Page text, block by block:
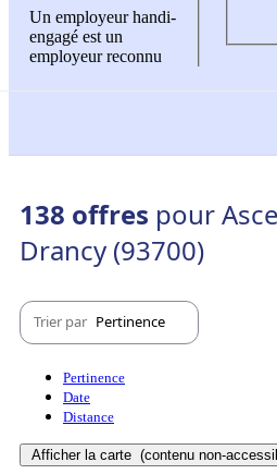
Un employeur handi-
engagé est un
employeur reconnu
138 offres pour
Drancy (93700)
Trier par Pertinence
Pertinence
Date
Distance
Afficher la carte (contenu non-